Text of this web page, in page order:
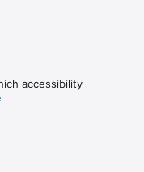
accessibility